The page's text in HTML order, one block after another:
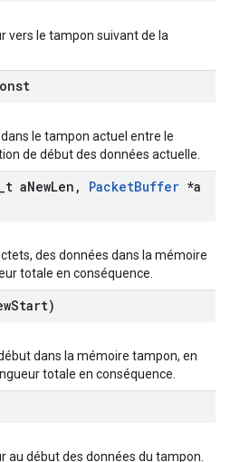
vers le tampon suivant de la
le tampon actuel entre le
de début des données actuelle.
t aNewLen , PacketBuffer *a
des données dans la mémoire
totale en conséquence.
Start)
dans la mémoire tampon, en
totale en conséquence.
au début des données du tampon.